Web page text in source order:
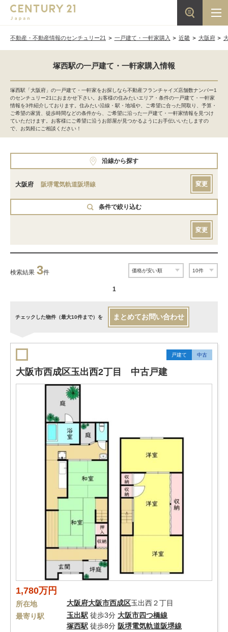
不動産・不動産情報のセンチュリー21 一戸建て・一軒家購入 近畿 大阪府
塚西駅の一戸建て・一軒家購入情報
塚西駅「大阪府」の一戸建て・一軒家をお探しなら不動産フランチャイズ店舗数ナンバー1
のセンチュリー21におまかせ下さい。お客様の住みたいエリア・条件の一戸建て・一軒家
情報を3件紹介しております。住みたい沿線・駅・地域や、ご希望に合った間取り、予算・
ご希望の家賃、徒歩時間などの条件から、ご希望に沿った一戸建て・一軒家情報を見つけ
ていただけます。お客様にご希望に沿うお部屋が見つかるようにお手伝いいたしますの
で、お気軽にご相談ください！
沿線から探す
大阪府 阪堺電気軌道阪堺線 変更
条件で絞り込む
変更
検索結果 3件
1
チェックした物件（最大10件まで）を まとめてお問い合わせ
戸建て 中古
大阪市西成区玉出西2丁目 中古戸建
1,780万円
所在地 大阪府大阪市西成区玉出西２丁目
最寄り駅
玉出駅 徒歩3分 大阪市四つ橋線
塚西駅 徒歩8分 阪堺電気軌道阪堺線